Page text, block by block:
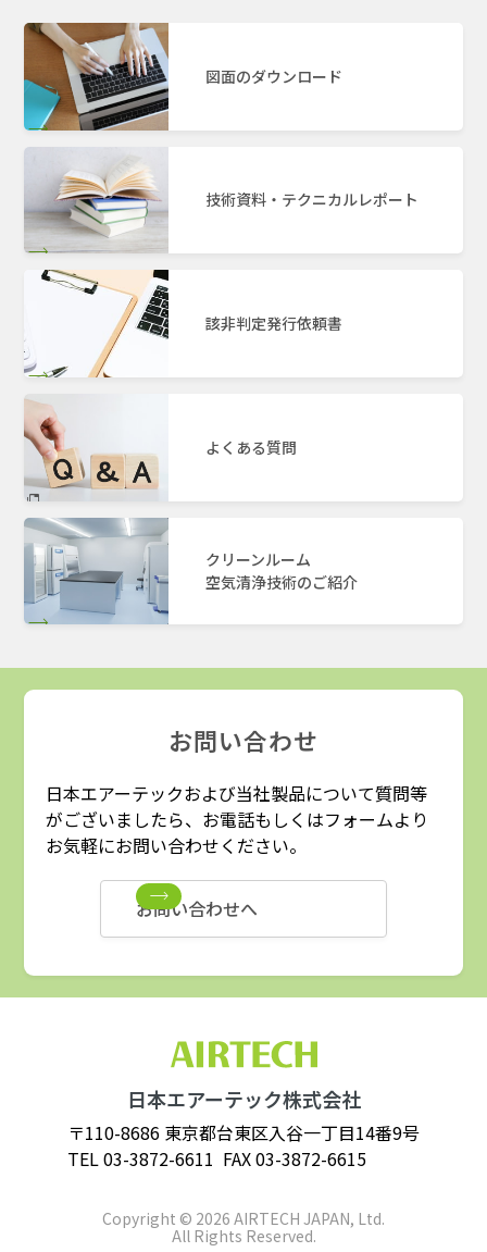
図面のダウンロード
技術資料・テクニカルレポート
該非判定発行依頼書
よくある質問
クリーンルーム
空気清浄技術のご紹介
お問い合わせ
日本エアーテックおよび当社製品について質問等
がございましたら、お電話もしくはフォームより
お気軽にお問い合わせください。
お問い合わせへ
日本エアーテック株式会社
〒110-8686 東京都台東区入谷一丁目14番9号
TEL 03-3872-6611 FAX 03-3872-6615
Copyright © 2026 AIRTECH JAPAN, Ltd.
All Rights Reserved.